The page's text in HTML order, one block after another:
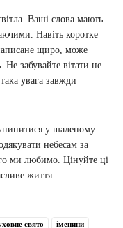
Ваші слова мають
Навіть коротке
щиро, може
забувайте вітати не
увага завжди
у шаленому
небесам за
ми любимо. Цінуйте ці
життя.
свято іменини